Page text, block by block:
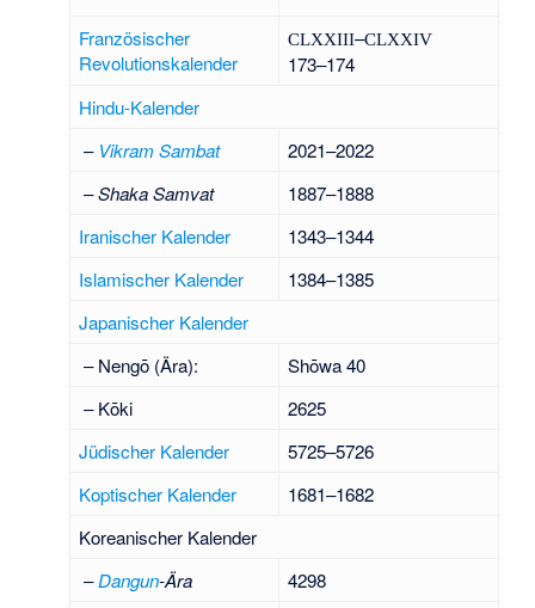
Französischer
Revolutionskalender
CLXXIII–CLXXIV
173–174
Hindu-Kalender
– Vikram Sambat
2021–2022
–Shaka Samvat
1887–1888
Iranischer Kalender
1343–1344
Islamischer Kalender
1384–1385
Japanischer Kalender
– Nengō (Ära):
Shōwa 40
– Kōki
2625
Jüdischer Kalender
5725–5726
Koptischer Kalender
1681–1682
Koreanischer Kalender
–Dangun-Ära
4298